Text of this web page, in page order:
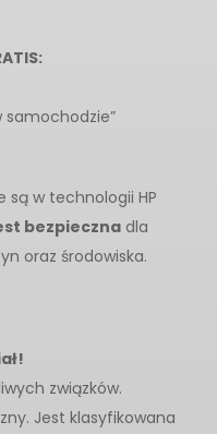
samochodzie”
w technologii HP
bezpieczna dla
oraz środowiska.
związków.
Jest klasyfikowana